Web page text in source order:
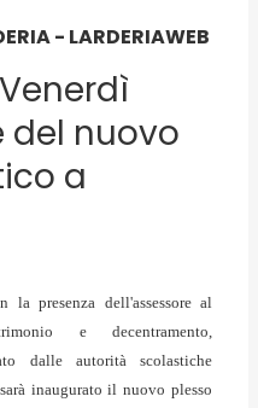
- LARDERIAWEB
del nuovo
a
la presenza dell'assessore al
e decentramento,
dalle autorità scolastiche
sarà inaugurato il nuovo plesso